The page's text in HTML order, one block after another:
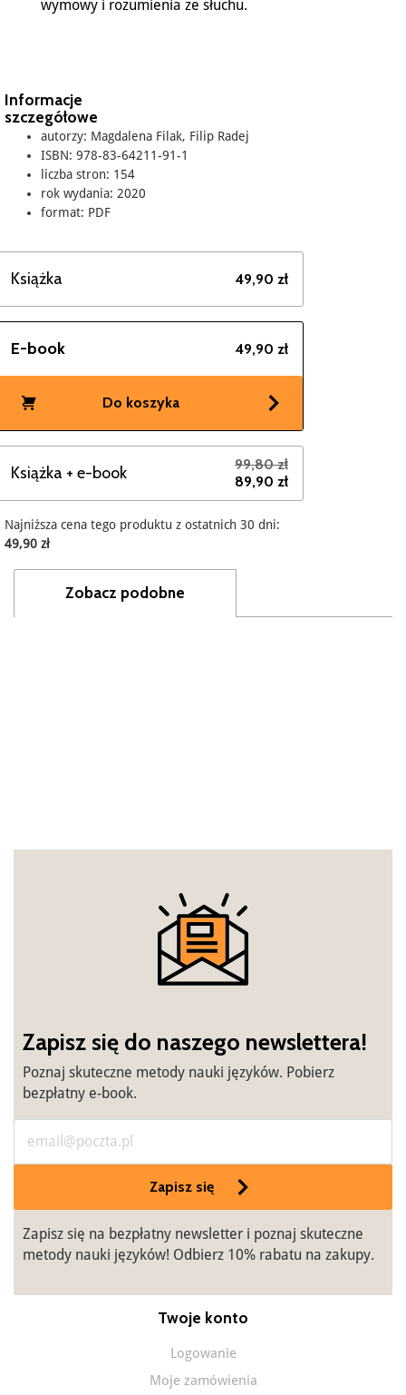
wymowy i rozumienia ze słuchu.
Informacje
szczegółowe
autorzy: Magdalena Filak, Filip Radej
ISBN: 978-83-64211-91-1
liczba stron: 154
rok wydania: 2020
format: PDF
Książka 49,90 zł
E-book 49,90 zł
Do koszyka
Książka + e-book
99,80 zł
89,90 zł
Najniższa cena tego produktu z ostatnich 30 dni:
49,90 zł
Zobacz podobne
Zapisz się do naszego newslettera!
Poznaj skuteczne metody nauki języków. Pobierz
bezpłatny e-book.
Zapisz się
Zapisz się na bezpłatny newsletter i poznaj skuteczne
metody nauki języków! Odbierz 10% rabatu na zakupy.
Twoje konto
Logowanie
Moje zamówienia